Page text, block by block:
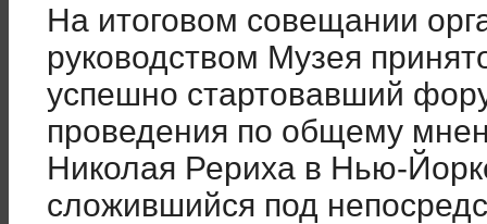
На итоговом совещании
руководством Музея
успешно стартовавший
проведения по общему
Николая Рериха в Нью-
сложившийся под